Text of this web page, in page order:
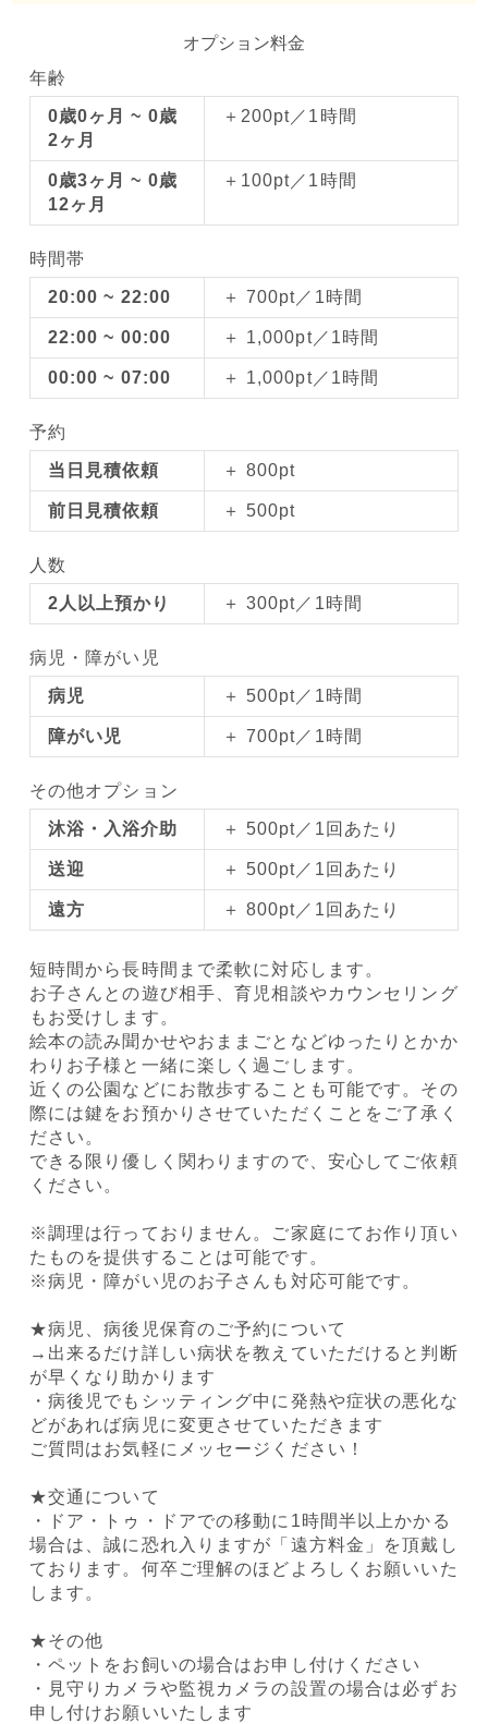
オプション料金
年齢
0歳0ヶ月 ~ 0歳
2ヶ月
＋200pt／1時間
0歳3ヶ月 ~ 0歳
12ヶ月
＋100pt／1時間
時間帯
20:00 ~ 22:00 ＋ 700pt／1時間
22:00 ~ 00:00 ＋ 1,000pt／1時間
00:00 ~ 07:00 ＋ 1,000pt／1時間
予約
当日見積依頼 ＋ 800pt
前日見積依頼 ＋ 500pt
人数
2人以上預かり ＋ 300pt／1時間
病児・障がい児
病児 ＋ 500pt／1時間
障がい児 ＋ 700pt／1時間
その他オプション
沐浴・入浴介助 ＋ 500pt／1回あたり
送迎 ＋ 500pt／1回あたり
遠方 ＋ 800pt／1回あたり
短時間から長時間まで柔軟に対応します。
お子さんとの遊び相手、育児相談やカウンセリング
もお受けします。
絵本の読み聞かせやおままごとなどゆったりとかか
わりお子様と一緒に楽しく過ごします。
近くの公園などにお散歩することも可能です。その
際には鍵をお預かりさせていただくことをご了承く
ださい。
できる限り優しく関わりますので、安心してご依頼
ください。
※調理は行っておりません。ご家庭にてお作り頂い
たものを提供することは可能です。
※病児・障がい児のお子さんも対応可能です。
★病児、病後児保育のご予約について
→出来るだけ詳しい病状を教えていただけると判断
が早くなり助かります
・病後児でもシッティング中に発熱や症状の悪化な
どがあれば病児に変更させていただきます
ご質問はお気軽にメッセージください！
★交通について
・ドア・トゥ・ドアでの移動に1時間半以上かかる
場合は、誠に恐れ入りますが「遠方料金」を頂戴し
ております。何卒ご理解のほどよろしくお願いいた
します。
★その他
・ペットをお飼いの場合はお申し付けください
・見守りカメラや監視カメラの設置の場合は必ずお
申し付けお願いいたします